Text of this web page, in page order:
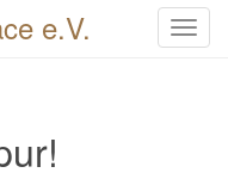
T
e.V.